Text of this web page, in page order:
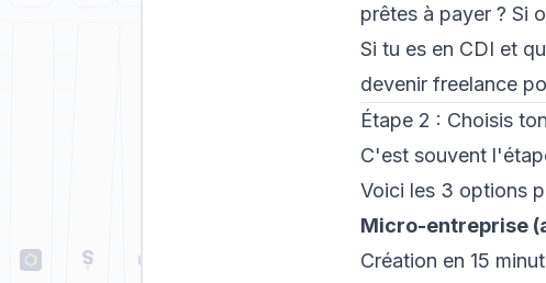
prêtes à payer ? Si
Si tu es en CDI et
devenir freelance
Étape 2 : Choisis
C'est souvent
Voici les 3 options
Micro-entreprise
Création en 15